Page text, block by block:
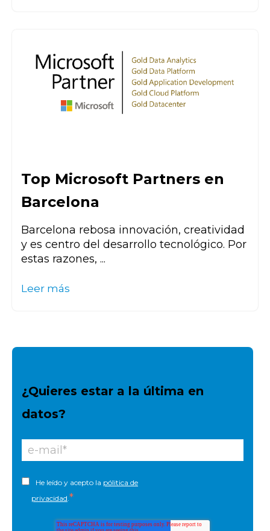
Top Microsoft Partners en
Barcelona
Barcelona rebosa innovación, creatividad
y es centro del desarrollo tecnológico. Por
estas razones, ...
Leer más
¿Quieres estar a la última en
datos?
He leído y acepto la pólitica de
privacidad *